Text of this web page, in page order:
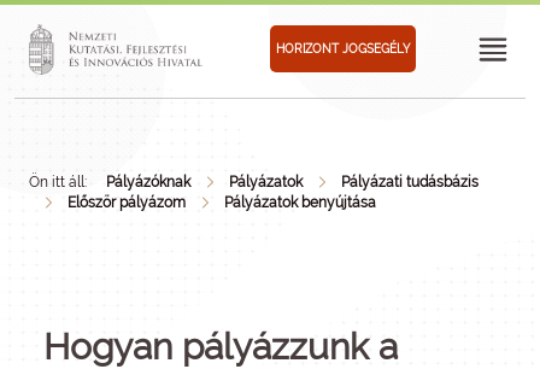
HORIZONT JOGSEGÉLY
Ön itt áll: Pályázóknak Pályázatok
Pályázati tudásbázis
Először pályázom
Pályázatok benyújtása
Hogyan pályázzunk a